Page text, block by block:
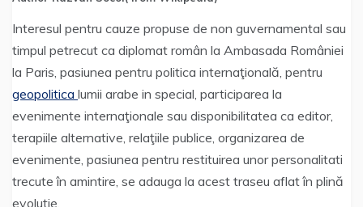
Interesul pentru cauze propuse de non guvernamental sau
timpul petrecut ca diplomat român la Ambasada României
la Paris, pasiunea pentru politica internaţională, pentru
geopolitica lumii arabe in special, participarea la
evenimente internaţionale sau disponibilitatea ca editor,
terapiile alternative, relaţiile publice, organizarea de
evenimente, pasiunea pentru restituirea unor personalitati
trecute în amintire, se adauga la acest traseu aflat în plină
evoluţie.